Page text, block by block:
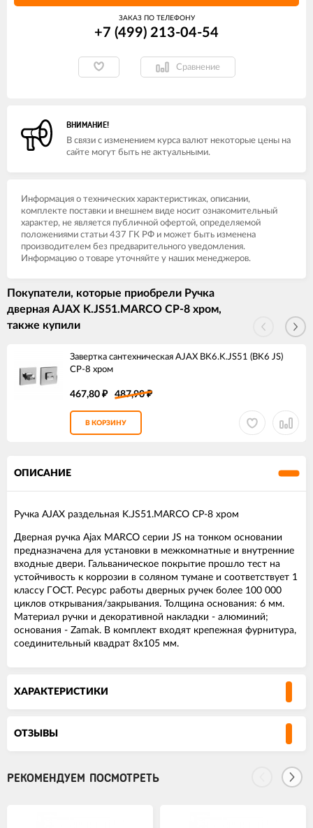
ЗАКАЗ ПО ТЕЛЕФОНУ
+7 (499) 213-04-54​
Сравнение
ВНИМАНИЕ!
В связи с изменением курса валют некоторые цены на
сайте могут быть не актуальными.
Информация о технических характеристиках, описании,
комплекте поставки и внешнем виде носит ознакомительный
характер, не является публичной офертой, определяемой
положениями статьи 437 ГК РФ и может быть изменена
производителем без предварительного уведомления.
Информацию о товаре уточняйте у наших менеджеров.
Покупатели, которые приобрели Ручка
дверная AJAX K.JS51.MARCO CP-8 хром,
также купили
Завертка сантехническая AJAX BK6.K.JS51 (BK6 JS)
CP-8 хром
467,80 ₽ 487,90₽
В КОРЗИНУ
ОПИСАНИЕ
Ручка AJAX раздельная K.JS51.MARCO CP-8 хром
Дверная ручка Ajax MARCO серии JS на тонком основании
предназначена для установки в межкомнатные и внутренние
входные двери. Гальваническое покрытие прошло тест на
устойчивость к коррозии в соляном тумане и соответствует 1
классу ГОСТ. Ресурс работы дверных ручек более 100 000
циклов открывания/закрывания. Толщина основания: 6 мм.
Материал ручки и декоративной накладки - алюминий;
основания - Zamak. В комплект входят крепежная фурнитура,
соединительный квадрат 8x105 мм.
ХАРАКТЕРИСТИКИ
ОТЗЫВЫ
РЕКОМЕНДУЕМ ПОСМОТРЕТЬ